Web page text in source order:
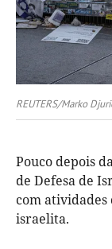
REUTERS/Marko
Pouco depois
de Defesa de
com
israelita.